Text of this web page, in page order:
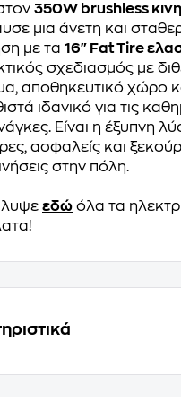
350W brushless
μια άνετη και
με τα 16" Fat Tire
σχεδιασμός με
αποθηκευτικό χώρο
ιδανικό για τις
Είναι η έξυπνη
ασφαλείς και
στην πόλη.
εδώ όλα τα